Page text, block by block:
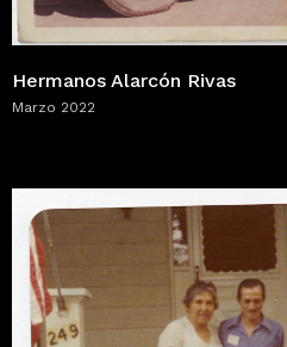
Hermanos Alarcón Rivas
Marzo 2022